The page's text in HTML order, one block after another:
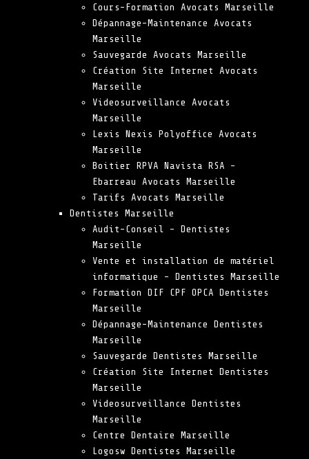
Cours-Formation Avocats Marseille
Dépannage-Maintenance Avocats
Marseille
Sauvegarde Avocats Marseille
Création Site Internet Avocats
Marseille
Videosurveillance Avocats
Marseille
Lexis Nexis Polyoffice Avocats
Marseille
Boitier RPVA Navista RSA –
Ebarreau Avocats Marseille
Tarifs Avocats Marseille
Dentistes Marseille
Audit-Conseil – Dentistes
Marseille
Vente et installation de matériel
informatique – Dentistes Marseille
Formation DIF CPF OPCA Dentistes
Marseille
Dépannage-Maintenance Dentistes
Marseille
Sauvegarde Dentistes Marseille
Création Site Internet Dentistes
Marseille
Videosurveillance Dentistes
Marseille
Centre Dentaire Marseille
Logosw Dentistes Marseille